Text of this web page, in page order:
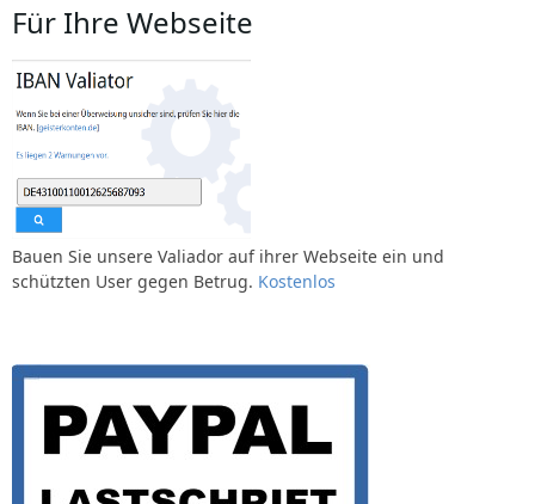
Für Ihre Webseite
Bauen Sie unsere Valiador auf ihrer Webseite ein und
schützten User gegen Betrug. Kostenlos